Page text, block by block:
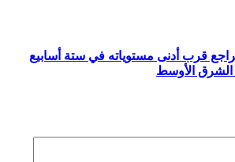
قرب أدنى مستوياته في ستة أسابيع
الأوسط